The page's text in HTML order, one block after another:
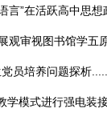
”在活跃高中思想
观审视图书馆学五
员培养问题探析
学模式进行强电装